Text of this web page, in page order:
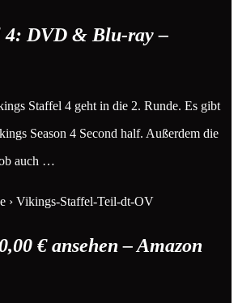
4: DVD & Blu-ray –
Staffel 4 geht in die 2. Runde. Es gibt
Season 4 Second half. Außerdem die
auch …
› Vikings-Staffel-Teil-dt-OV
€ ansehen – Amazon